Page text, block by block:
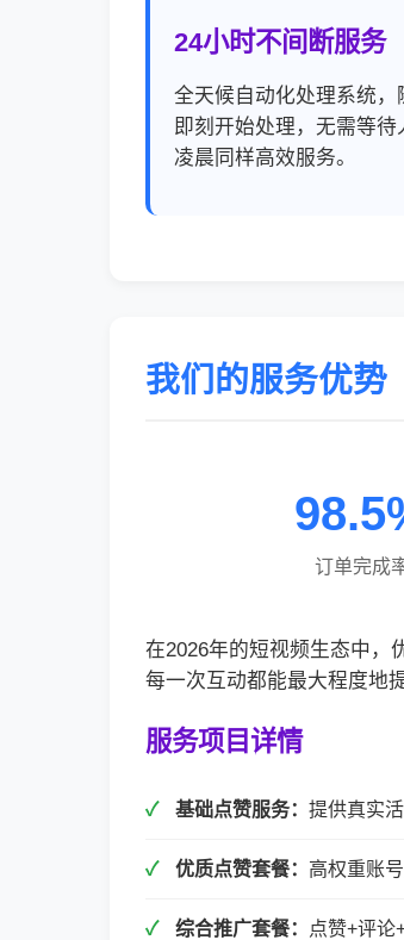
24小时不间断服务
全天候自动化处理系统，
即刻开始处理，无需等待
凌晨同样高效服务。
我们的服务优势
订单完成
在2026年的短视频生态中，
每一次互动都能最大程度地
服务项目详情
基础点赞服务： 提供真实
优质点赞套餐： 高权重账
综合推广套餐： 点赞+评论